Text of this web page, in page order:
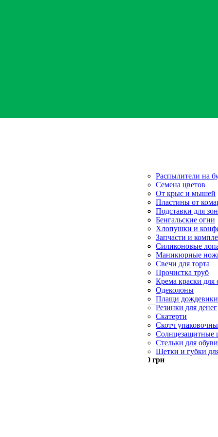
Распылители на
Секаторы
Сетка для огурцов
Стимуляторы
Универсальные
Фунгициды
Шланги
Семена цветов
Семена овощей
От крыс и мышей
Пластины от
Жидкость от
Спирали от
Спрей от комаров
Ультразвуковые
Фумигаторы
Подставки для
Сухой спирт и
Бенгальские огни
Хлопушки и
Запчасти и
Фонарики
Силиконовые
Силиконовые
Формы для
Маникюрные
Пилы для пяток
Пилочки для
Свечи для торта
Свечи конусные и
Церковные свечи
Прочистка труб
Салфетки для
Синька
Скребки для
Крема краски для
Одеколоны
Плащи дождевики
Резинки для денег
Скатерти
Скотч
Солнцезащитные
Стельки для
Щетки и губки
500грн